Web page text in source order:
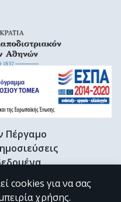
Πέργαμο
βιβλιογραφία
cookies για να σας
χρήσης.